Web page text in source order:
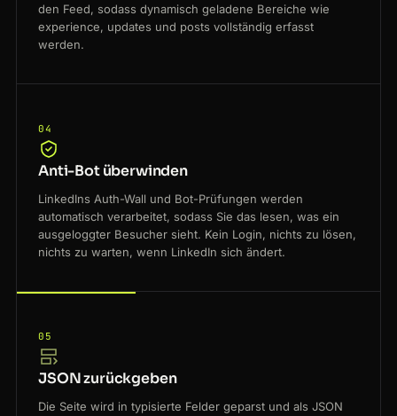
den Feed, sodass dynamisch geladene Bereiche wie
experience, updates und posts vollständig erfasst
werden.
04
Anti-Bot überwinden
LinkedIns Auth-Wall und Bot-Prüfungen werden
automatisch verarbeitet, sodass Sie das lesen, was ein
ausgeloggter Besucher sieht. Kein Login, nichts zu lösen,
nichts zu warten, wenn LinkedIn sich ändert.
05
JSON zurückgeben
Die Seite wird in typisierte Felder geparst und als JSON